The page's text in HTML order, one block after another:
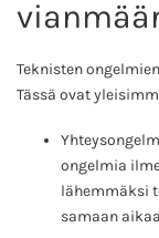
Teknisten
Tässä ovat
ongelmia
lähemmäksi
samaan